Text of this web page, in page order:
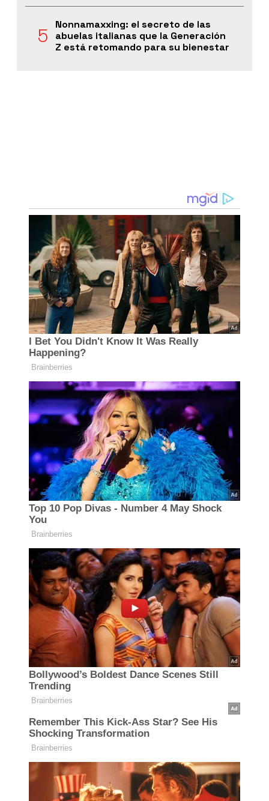
Nonnamaxxing: el secreto de las
abuelas italianas que la Generación
Z está retomando para su bienestar